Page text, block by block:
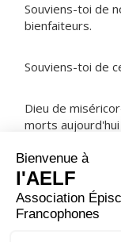
Souviens-toi de
bienfaiteurs.
Souviens-toi de
Dieu de
morts
NOTRE PÈRE
ORAISON